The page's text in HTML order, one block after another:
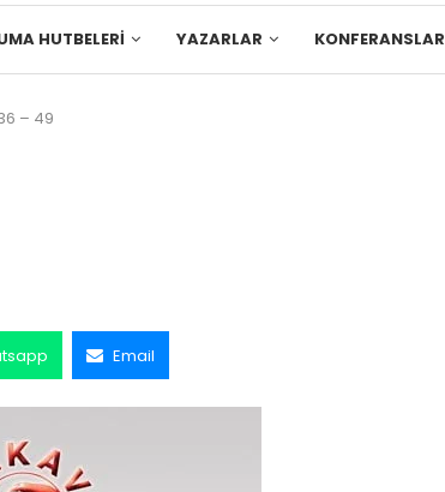
HUTBELERI YAZARLAR KONFERANSLAR
– 49
Email